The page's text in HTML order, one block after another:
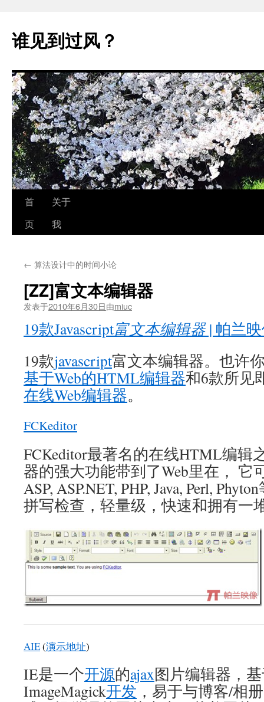
正
文
谁见到过风？
首
页
关于
我
← 算法设计中的时间小论
[ZZ]富文本编辑器
发表于2010年6月30日由miuc
19款Javascript富文本编辑器| 帕兰
19款javascript富文本编辑器。也许
基于Web的HTML编辑器和6款所见
在线Web编辑器。
FCKeditor
FCKeditor最著名的在线HTML编辑
器的强大功能带到了Web里在， 它
ASP, ASP.NET, PHP, Java, Perl,
拼写检查，轻量级，快速和拥有一
AIE(演示地址)
IE是一个开源的ajax图片编辑器，基
ImageMagick开发 ，易于与博客/相